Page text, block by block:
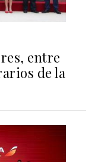
entre
de la